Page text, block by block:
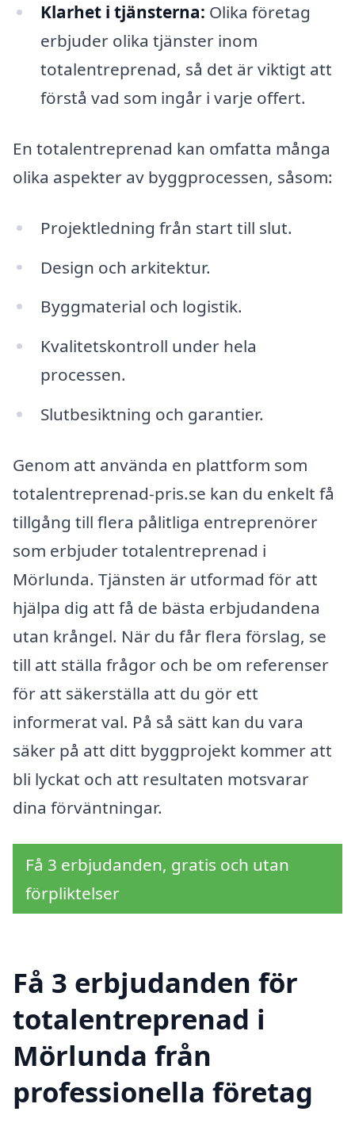
Klarhet i tjänsterna: Olika företag
erbjuder olika tjänster inom
totalentreprenad, så det är viktigt att
förstå vad som ingår i varje offert.
En totalentreprenad kan omfatta många
olika aspekter av byggprocessen, såsom:
Projektledning från start till slut.
Design och arkitektur.
Byggmaterial och logistik.
Kvalitetskontroll under hela
processen.
Slutbesiktning och garantier.
Genom att använda en plattform som
totalentreprenad-pris.se kan du enkelt få
tillgång till flera pålitliga entreprenörer
som erbjuder totalentreprenad i
Mörlunda. Tjänsten är utformad för att
hjälpa dig att få de bästa erbjudandena
utan krångel. När du får flera förslag, se
till att ställa frågor och be om referenser
för att säkerställa att du gör ett
informerat val. På så sätt kan du vara
säker på att ditt byggprojekt kommer att
bli lyckat och att resultaten motsvarar
dina förväntningar.
Få 3 erbjudanden, gratis och utan
förpliktelser
Få 3 erbjudanden för
totalentreprenad i
Mörlunda från
professionella företag